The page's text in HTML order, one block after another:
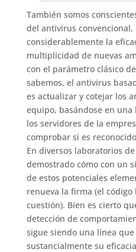
También somos
del antivirus
considerablemente la
multiplicidad de nuevas
con el parámetro clásico
sabemos, el antivirus
es actualizar y cotejar los
equipo, basándose en una
los servidores de la
comprobar si es
En diversos laboratorios
demostrado cómo con un
de estos potenciales
renueva la firma (el
cuestión). Bien es cierto
detección de
sigue siendo una línea
sustancialmente su